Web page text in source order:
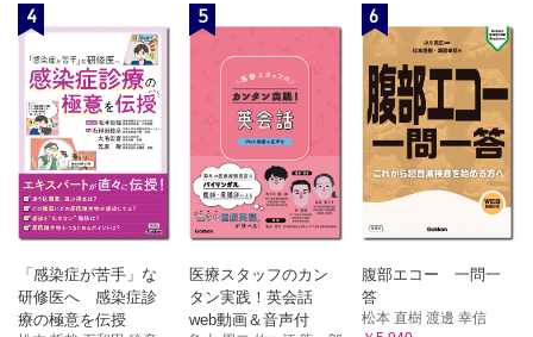
がんの成り立ち
免疫チェックポイント阻害薬の位置付け
免疫チェックポイント阻害薬の作用機序
免疫関連有害事象
irAE診療における基本的な考え方
irAEは自己免疫疾患と似て非なるものか
irAE心筋炎、筋炎、重症筋無力症
irAEのモデルマウス
4
「感染症が苦手」な
研修医へ 感染症診
療の極意を伝授
5
医療スタッフのカン
タン実践！英会話
web動画＆音声付
6
腹部エコー 一問一
答
松本 直樹 渡邊 幸信